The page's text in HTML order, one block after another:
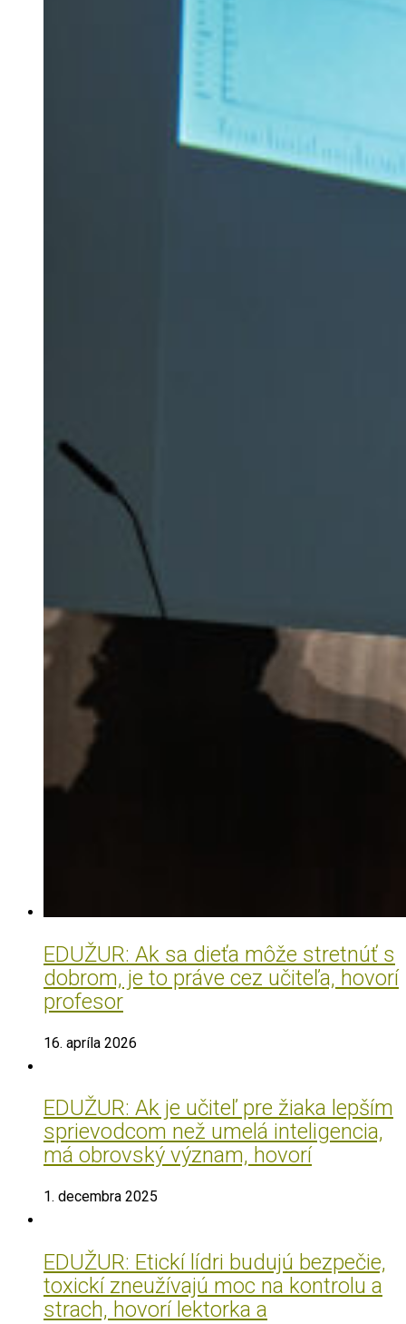
EDUŽUR: Ak sa dieťa môže stretnúť s
dobrom, je to práve cez učiteľa, hovorí
profesor
16. apríla 2026
EDUŽUR: Ak je učiteľ pre žiaka lepším
sprievodcom než umelá inteligencia,
má obrovský význam, hovorí
1. decembra 2025
EDUŽUR: Etickí lídri budujú bezpečie,
toxickí zneužívajú moc na kontrolu a
strach, hovorí lektorka a